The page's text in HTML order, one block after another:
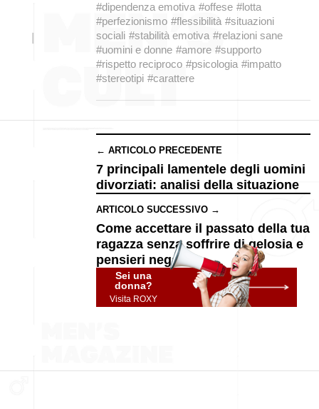
#dipendenza emotiva #offese #lotta
#perfezionismo #flessibilità #situazioni
sociali #stabilità emotiva #relazioni sane
#uomini e donne #amore #supporto
#rispetto reciproco #psicologia #impatto
#stereotipi #carattere
← ARTICOLO PRECEDENTE
7 principali lamentele degli uomini
divorziati: analisi della situazione
ARTICOLO SUCCESSIVO →
Come accettare il passato della tua
ragazza senza soffrire di gelosia e
pensieri negativi
Sei una
donna?
Visita ROXY